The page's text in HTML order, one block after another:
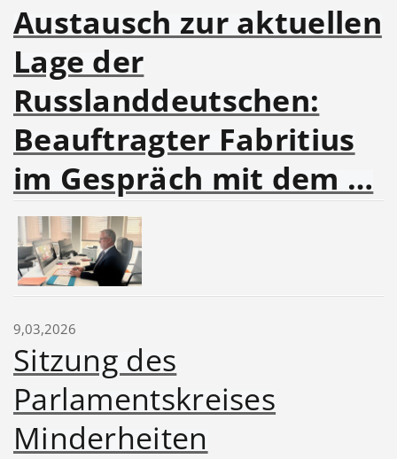
Austausch zur aktuellen
Lage der
Russlanddeutschen:
Beauftragter Fabritius
im Gespräch mit dem …
9,03,2026
Sitzung des
Parlamentskreises
Minderheiten